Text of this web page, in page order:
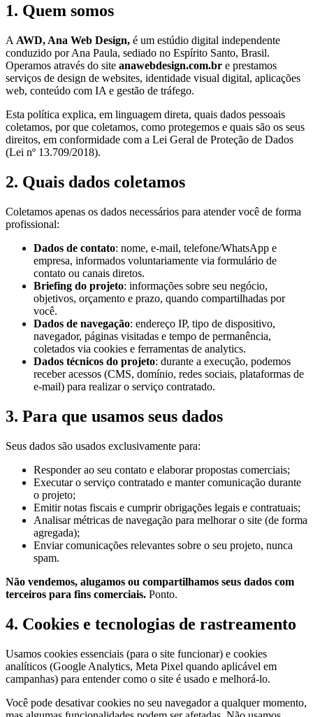
1. Quem somos
A AWD, Ana Web Design, é um estúdio digital independente
conduzido por Ana Paula, sediado no Espírito Santo, Brasil.
Operamos através do site anawebdesign.com.br e prestamos
serviços de design de websites, identidade visual digital, aplicações
web, conteúdo com IA e gestão de tráfego.
Esta política explica, em linguagem direta, quais dados pessoais
coletamos, por que coletamos, como protegemos e quais são os seus
direitos, em conformidade com a Lei Geral de Proteção de Dados
(Lei nº 13.709/2018).
2. Quais dados coletamos
Coletamos apenas os dados necessários para atender você de forma
profissional:
Dados de contato: nome, e-mail, telefone/WhatsApp e
empresa, informados voluntariamente via formulário de
contato ou canais diretos.
Briefing do projeto: informações sobre seu negócio,
objetivos, orçamento e prazo, quando compartilhadas por
você.
Dados de navegação: endereço IP, tipo de dispositivo,
navegador, páginas visitadas e tempo de permanência,
coletados via cookies e ferramentas de analytics.
Dados técnicos do projeto: durante a execução, podemos
receber acessos (CMS, domínio, redes sociais, plataformas de
e-mail) para realizar o serviço contratado.
3. Para que usamos seus dados
Seus dados são usados exclusivamente para:
Responder ao seu contato e elaborar propostas comerciais;
Executar o serviço contratado e manter comunicação durante
o projeto;
Emitir notas fiscais e cumprir obrigações legais e contratuais;
Analisar métricas de navegação para melhorar o site (de forma
agregada);
Enviar comunicações relevantes sobre o seu projeto, nunca
spam.
Não vendemos, alugamos ou compartilhamos seus dados com
terceiros para fins comerciais. Ponto.
4. Cookies e tecnologias de rastreamento
Usamos cookies essenciais (para o site funcionar) e cookies
analíticos (Google Analytics, Meta Pixel quando aplicável em
campanhas) para entender como o site é usado e melhorá-lo.
Você pode desativar cookies no seu navegador a qualquer momento,